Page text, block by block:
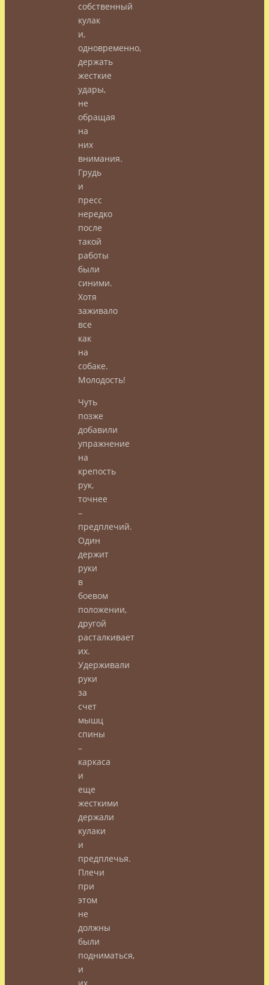
собственный
кулак
и,
одновременно,
держать
жесткие
удары,
не
обращая
на
них
внимания.
Грудь
и
пресс
нередко
после
такой
работы
были
синими.
Хотя
заживало
все
как
на
собаке.
Молодость!
Чуть
позже
добавили
упражнение
на
крепость
рук,
точнее
–
предплечий.
Один
держит
руки
в
боевом
положении,
другой
расталкивает
их.
Удерживали
руки
за
счет
мышц
спины
–
каркаса
и
еще
жесткими
держали
кулаки
и
предплечья.
Плечи
при
этом
не
должны
были
подниматься,
и